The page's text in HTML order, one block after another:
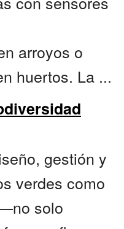
arroyos o
huertos. La ...
gestión y
verdes como
solo